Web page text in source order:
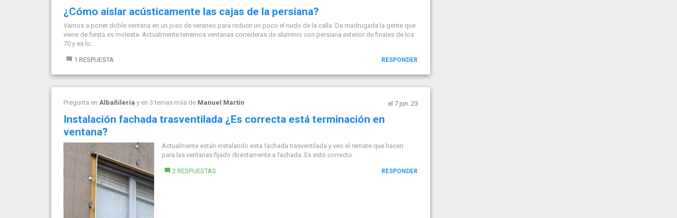
¿Cómo aislar acústicamente las cajas de la persiana?
Vamos a poner doble ventana en un piso de veraneo para reducir un poco el ruido de la calla. De madrugada la gente que
viene de fiesta es molesta. Actualmente tenemos ventanas correderas de aluminio con persiana exterior de finales de los
70 y es lo...
1 RESPUESTA RESPONDER
Pregunta en Albañilería y en 3 temas más de Manuel Martín el 7 jun. 23
Instalación fachada trasventilada ¿Es correcta está terminación en
ventana?
Actualmente están instalando esta fachada trasventilada y veo el remate que hacen
para las ventanas fijado directamente a fachada. Es esto correcto.
2 RESPUESTAS RESPONDER